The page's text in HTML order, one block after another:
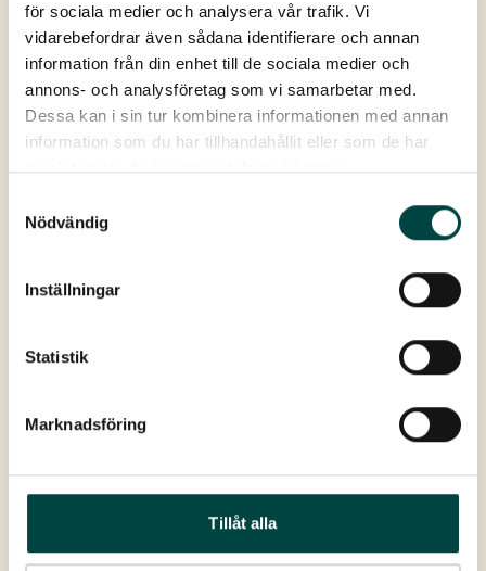
för sociala medier och analysera vår trafik. Vi
vidarebefordrar även sådana identifierare och annan
information från din enhet till de sociala medier och
annons- och analysföretag som vi samarbetar med.
Dessa kan i sin tur kombinera informationen med annan
information som du har tillhandahållit eller som de har
samlat in när du har använt deras tjänster.
Nödvändig
Inställningar
Statistik
Marknadsföring
Tillåt alla
Produktdata
Artikelnr 9-12532
Tjocklek
Material
Produktdatablad